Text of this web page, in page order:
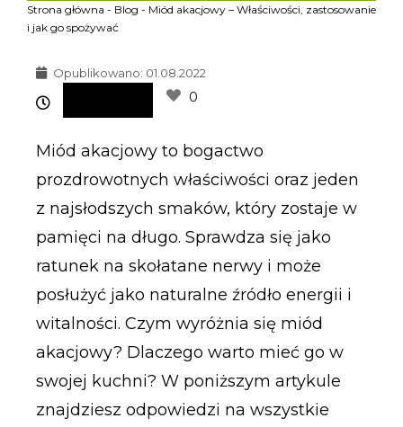
Strona główna - Blog - Miód akacjowy – Właściwości, zastosowanie
i jak go spożywać
Opublikowano: 01.08.2022
0
Miód akacjowy to bogactwo
prozdrowotnych właściwości oraz jeden
z najsłodszych smaków, który zostaje w
pamięci na długo. Sprawdza się jako
ratunek na skołatane nerwy i może
posłużyć jako naturalne źródło energii i
witalności. Czym wyróżnia się miód
akacjowy? Dlaczego warto mieć go w
swojej kuchni? W poniższym artykule
znajdziesz odpowiedzi na wszystkie